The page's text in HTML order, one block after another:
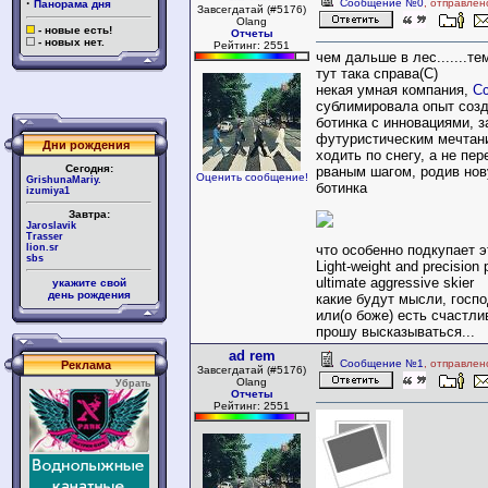
· Панорама дня
- новые есть!
- новых нет.
Дни рождения
Сегодня:
GrishunaMariy.
izumiya1
Завтра:
Jaroslavik
Trasser
lion.sr
sbs
укажите свой
день рождения
Реклама
Убрать
Завсегдатай (#5176)
Olang
Отчеты
Рейтинг: 2551
Оценить сообщение!
Сообщение №0 ,
чем дальше в
тут така справа(С)
некая умная компания,
сублимировала опыт
ботинка с инновациями,
футуристическим
ходить по снегу, а не
рваным шагом, родив
ботинка
что особенно подкупает
Light-weight and precision
ultimate aggressive skier
какие будут мысли,
или(о боже) есть
прошу высказываться...
ad rem
Завсегдатай (#5176)
Olang
Отчеты
Рейтинг: 2551
Сообщение №1 ,